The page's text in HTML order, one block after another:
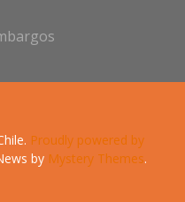
Proudly powered by
by Mystery Themes.